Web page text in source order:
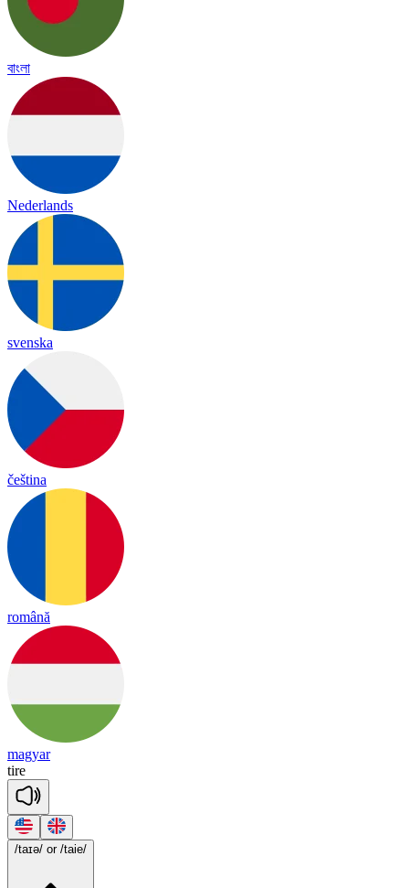
বাংলা
Nederlands
svenska
čeština
română
magyar
tire
/taɪə/ or /taie/